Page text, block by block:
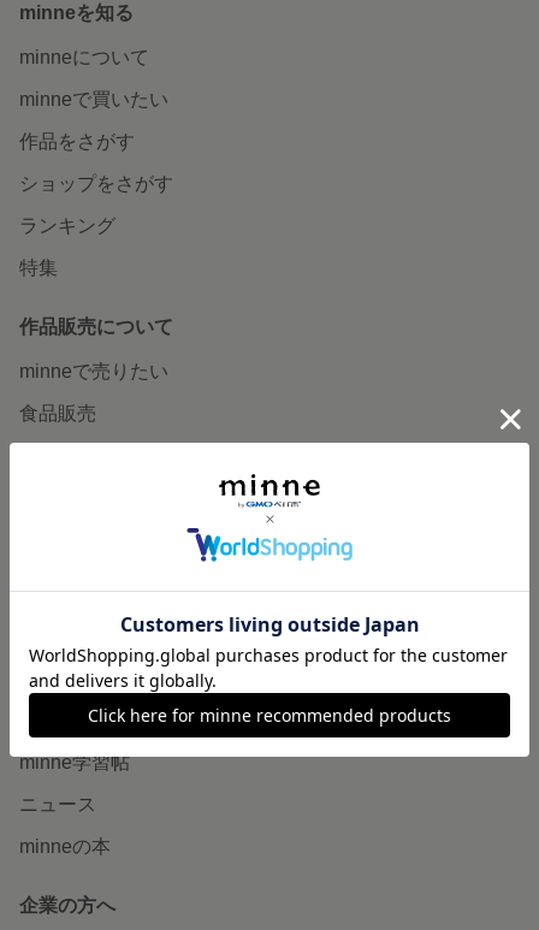
minneを知る
minneについて
minneで買いたい
作品をさがす
ショップをさがす
ランキング
特集
作品販売について
minneで売りたい
食品販売
販売支援企画・イベント
読みもの
minneとものづくりと
minne学習帖
ニュース
minneの本
企業の方へ